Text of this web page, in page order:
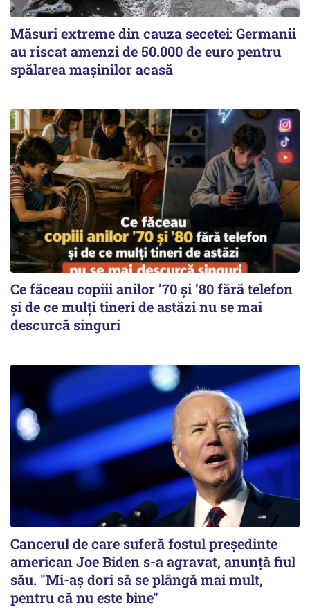
Măsuri extreme din cauza secetei: Germanii
au riscat amenzi de 50.000 de euro pentru
spălarea mașinilor acasă
Ce făceau copiii anilor ’70 și ’80 fără telefon
și de ce mulți tineri de astăzi nu se mai
descurcă singuri
Cancerul de care suferă fostul preşedinte
american Joe Biden s-a agravat, anunță fiul
său. "Mi-aș dori să se plângă mai mult,
pentru că nu este bine"